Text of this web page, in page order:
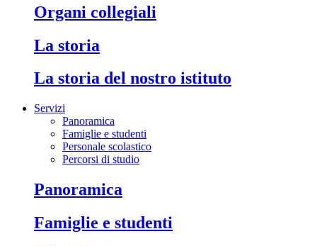
Organi collegiali
La storia
La storia del nostro istituto
Servizi
Panoramica
Famiglie e studenti
Personale scolastico
Percorsi di studio
Panoramica
Famiglie e studenti